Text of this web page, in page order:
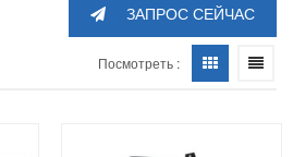
ЗАПРОС СЕЙЧАС
Посмотреть :